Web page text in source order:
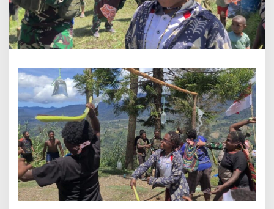
l
a
m
a
n
a
p
u
a
B
e
r
s
a
m
a
K
s